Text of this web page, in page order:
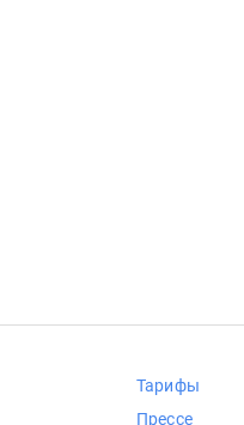
Тарифы
Прессе